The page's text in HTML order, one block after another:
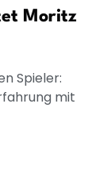
Moritz
Spieler:
mit